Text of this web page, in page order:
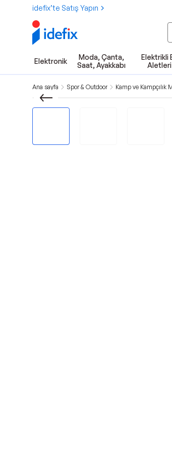
idefix’te Satış Yapın
Elektronik
Moda, Çanta,
Saat, Ayakkabı
Elektrikli
Aletleri
Ana sayfa Spor & Outdoor Kamp ve Kampçılık